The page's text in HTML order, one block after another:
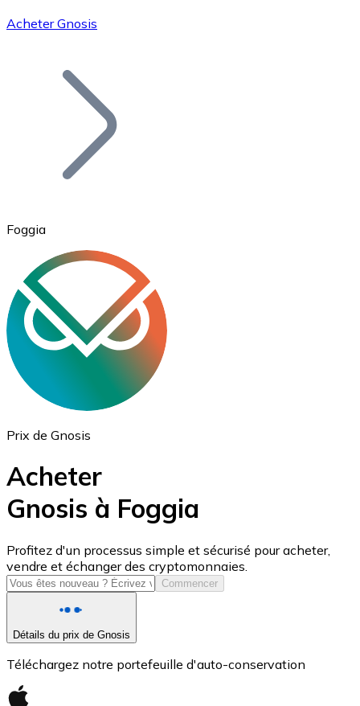
Bitcoin
Ethereum
ETH
USD Coin
USDC
Acheter Gnosis
Foggia
Prix de Gnosis
Acheter
Gnosis à Foggia
Profitez d'un processus simple et sécurisé pour acheter,
vendre et échanger des cryptomonnaies.
Commencer
Détails du prix de Gnosis
Téléchargez notre portefeuille d'auto-conservation